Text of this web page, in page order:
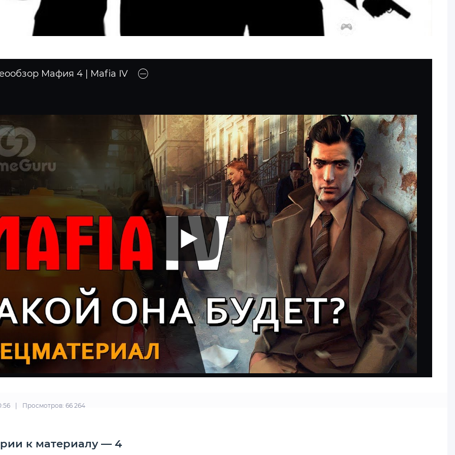
Мафия 4 | Mafia IV
| Просмотров: 66 264
к материалу — 4